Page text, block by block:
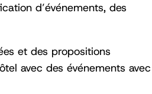
d’événements, des
et des propositions
avec des événements avec